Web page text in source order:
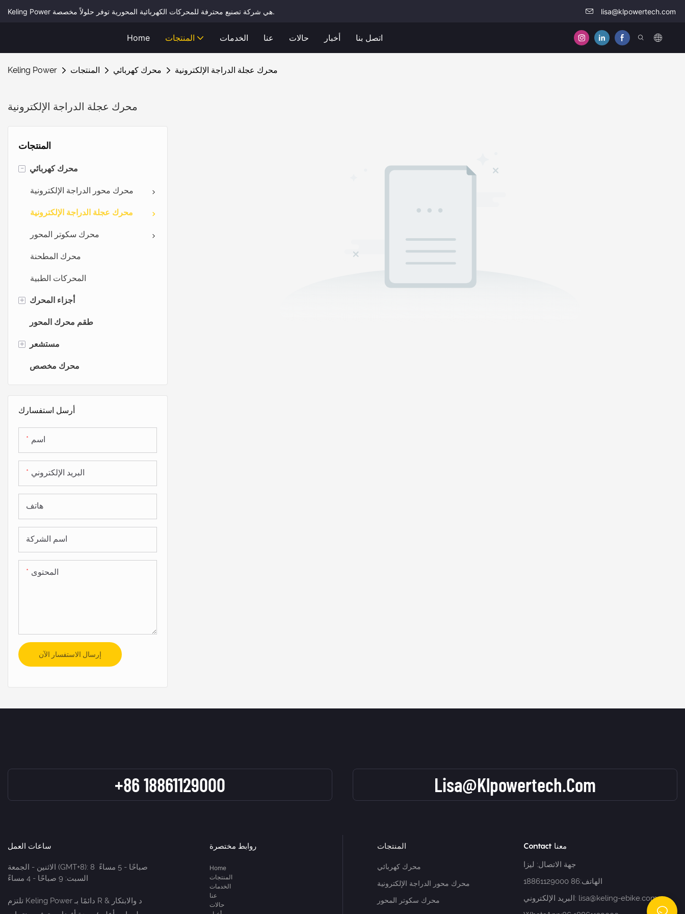
Keling Power هي شركة تصنيع محترفة للمحركات الكهربائية المحورية توفر حلولاً مخصصة. lisa@klpowertech.com
Home المنتجات الخدمات عنا حالات أخبار اتصل بنا
Keling Power المنتجات محرك كهربائي محرك عجلة الدراجة الإلكترونية
محرك عجلة الدراجة الإلكترونية
المنتجات
- محرك كهربائي
محرك محور الدراجة الإلكترونية
محرك عجلة الدراجة الإلكترونية
محرك سكوتر المحور
محرك المطحنة
المحركات الطبية
+ أجزاء المحرك
عجلة التروس
محرك الحديد الأساسية
المغزل المحرك
طقم محرك المحور
+ مستشعر
مستشعر الدراجة الكهربائية
مستشعر خلايا الحمل
محرك مخصص
أرسل استفسارك
اسم
البريد الإلكتروني
هاتف
اسم الشركة
المحتوى
إرسال الاستفسار الآن
+86 18861129000 Lisa@klpowertech.com
ساعات العمل
الاثنين - الجمعة (GMT+8): 8 صباحًا - 5 مساءً
السبت: 9 صباحًا - 4 مساءً
تلتزم Keling Power دائمًا بـ R & د والابتكار
روابط مختصرة
Home
المنتجات
الخدمات
عنا
حالات
المنتجات
محرك كهربائي
محرك محور الدراجة الإلكترونية
محرك سكوتر المحور
Contact معنا
جهة الاتصال: ليزا
الهاتف:86 18861129000
البريد الإلكتروني: lisa@keling-ebike.com